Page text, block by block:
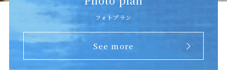
フォトプラン
See more